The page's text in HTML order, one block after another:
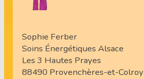
Sophie Ferber
Soins Énergétiques Alsace
Les 3 Hautes Prayes
88490 Provenchères-et-Colroy